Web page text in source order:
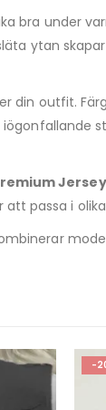
bra under
ytan
din outfit.
passa i